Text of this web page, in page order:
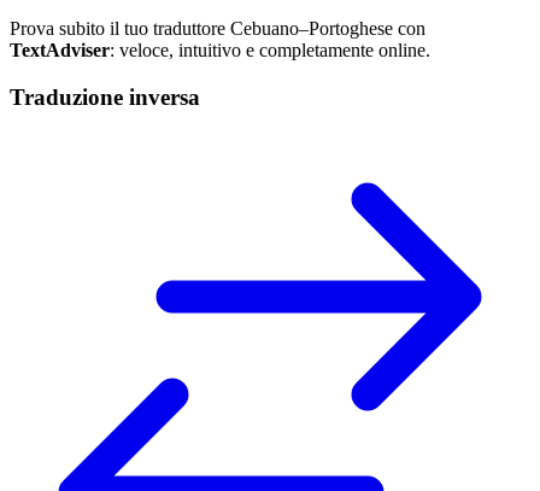
Prova subito il tuo traduttore Cebuano–Portoghese con
TextAdviser: veloce, intuitivo e completamente online.
Traduzione inversa